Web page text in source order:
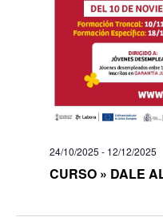
24/10/2025 - 12/12/2025
CURSO » DALE
06:00
day.
day.